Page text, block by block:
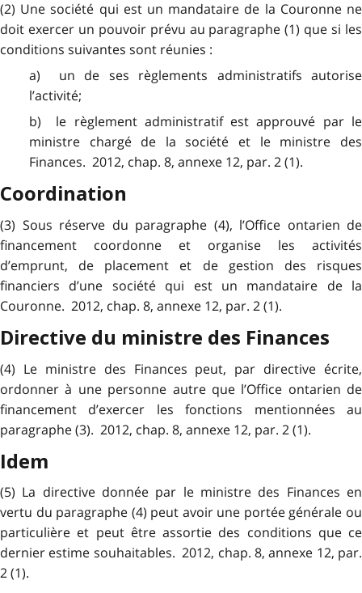
(2) Une société qui est un mandataire de la Couronne ne
doit exercer un pouvoir prévu au paragraphe (1) que si les
conditions suivantes sont réunies :
a) un de ses règlements administratifs autorise
l’activité;
b) le règlement administratif est approuvé par le
ministre chargé de la société et le ministre des
Finances. 2012, chap. 8, annexe 12, par. 2 (1).
Coordination
(3) Sous réserve du paragraphe (4), l’Office ontarien de
financement coordonne et organise les activités
d’emprunt, de placement et de gestion des risques
financiers d’une société qui est un mandataire de la
Couronne. 2012, chap. 8, annexe 12, par. 2 (1).
Directive du ministre des Finances
(4) Le ministre des Finances peut, par directive écrite,
ordonner à une personne autre que l’Office ontarien de
financement d’exercer les fonctions mentionnées au
paragraphe (3). 2012, chap. 8, annexe 12, par. 2 (1).
Idem
(5) La directive donnée par le ministre des Finances en
vertu du paragraphe (4) peut avoir une portée générale ou
particulière et peut être assortie des conditions que ce
dernier estime souhaitables. 2012, chap. 8, annexe 12, par.
2 (1).